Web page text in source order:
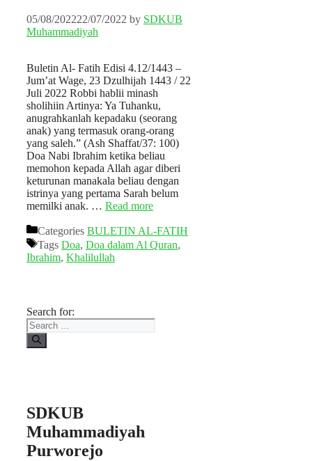
05/08/202222/07/2022 by SDKUB
Muhammadiyah
Buletin Al- Fatih Edisi 4.12/1443 –
Jum’at Wage, 23 Dzulhijah 1443 / 22
Juli 2022 Robbi hablii minash
sholihiin Artinya: Ya Tuhanku,
anugrahkanlah kepadaku (seorang
anak) yang termasuk orang-orang
yang saleh.” (Ash Shaffat/37: 100)
Doa Nabi Ibrahim ketika beliau
memohon kepada Allah agar diberi
keturunan manakala beliau dengan
istrinya yang pertama Sarah belum
memilki anak. … Read more
Categories BULETIN AL-FATIH
Tags Doa, Doa dalam Al Quran,
Ibrahim, Khalilullah
Search for:
SDKUB
Muhammadiyah
Purworejo